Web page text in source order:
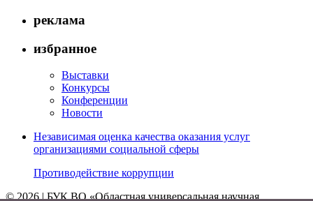
реклама
избранное
Выставки
Конкурсы
Конференции
Новости
Независимая оценка качества оказания услуг
организациями социальной сферы
Противодействие коррупции
© 2026 | БУК ВО «Областная универсальная научная